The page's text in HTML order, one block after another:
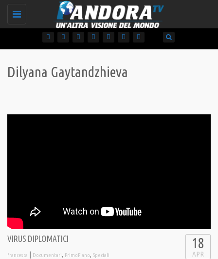
Toggle
Dilyana Gaytandzhieva
VIRUS DIPLOMATICI
francesca | Documentari, PrimoPiano, Speciali
18
APR